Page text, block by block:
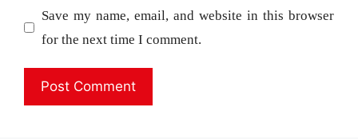
Save my name, email, and website in this browser
for the next time I comment.